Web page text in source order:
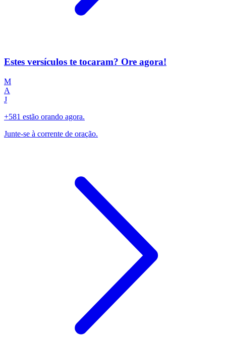
Estes versículos te tocaram? Ore agora!
M
A
J
+581 estão orando agora.
Junte-se à corrente de oração.